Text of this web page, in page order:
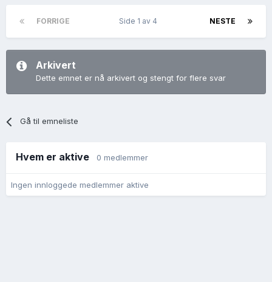
FORRIGE NESTE
Side 1 av 4
Arkivert
Dette emnet er nå arkivert og stengt for flere svar
Gå til emneliste
Hvem er aktive 0 medlemmer
Ingen innloggede medlemmer aktive